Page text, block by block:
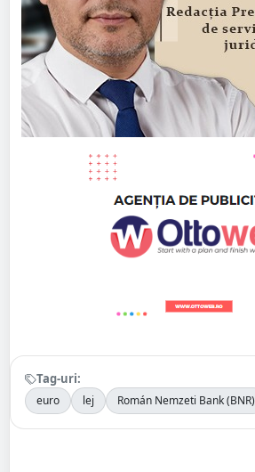
Tag-uri:
euro lej Román Nemzeti Bank (BNR)